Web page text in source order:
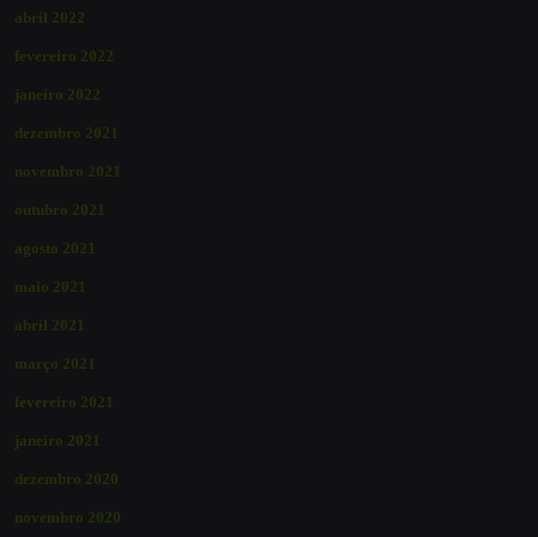
abril 2022
fevereiro 2022
janeiro 2022
dezembro 2021
novembro 2021
outubro 2021
agosto 2021
maio 2021
abril 2021
março 2021
fevereiro 2021
janeiro 2021
dezembro 2020
novembro 2020